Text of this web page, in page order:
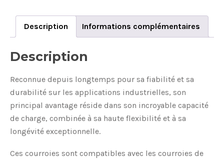
Description Informations complémentaires
Description
Reconnue depuis longtemps pour sa fiabilité et sa
durabilité sur les applications industrielles, son
principal avantage réside dans son incroyable capacité
de charge, combinée à sa haute flexibilité et à sa
longévité exceptionnelle.
Ces courroies sont compatibles avec les courroies de